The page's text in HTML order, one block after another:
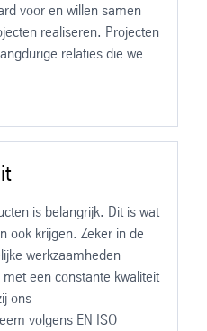
voor en willen samen
realiseren. Projecten
relaties die we
is belangrijk. Dit is wat
ook krijgen. Zeker in de
werkzaamheden
een constante kwaliteit
ons
volgens EN ISO